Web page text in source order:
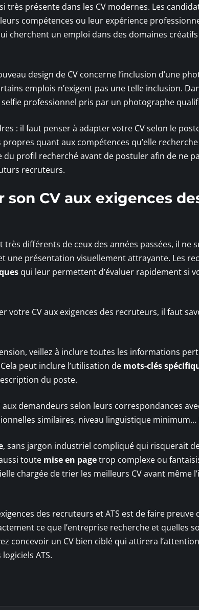
très présente dans les CV modernes. Les
compétences ou leur expérience
cherchent un emploi dans des domaines
design de CV concerne l’inclusion d’une
emplois n’exigent pas une telle inclusion.
professionnel pris par un photographe
: il faut penser à adapter votre CV selon le
quant aux compétences qu’elle
du profil recherché avant de postuler afin de ne
recruteurs.
son CV aux exigences
très différents de ceux des années passées, il ne
une présentation visuellement attrayante. Les
qui leur permettent d’évaluer rapidement si
votre CV aux exigences des recruteurs, il faut
veillez à inclure toutes les informations
peut inclure l’utilisation de mots-clés
du poste.
demandeurs selon leurs correspondances
similaires, niveau linguistique minimum…
, sans jargon industriel compliqué qui risquerait
toute mise en pagetrop complexe ou
chargée de trier les meilleurs CV avant même
des recruteurs et ATS est de faire preuve
ce que l’entreprise recherche et quelles
concevoir un CV bien ciblé qui attirera
ATS.